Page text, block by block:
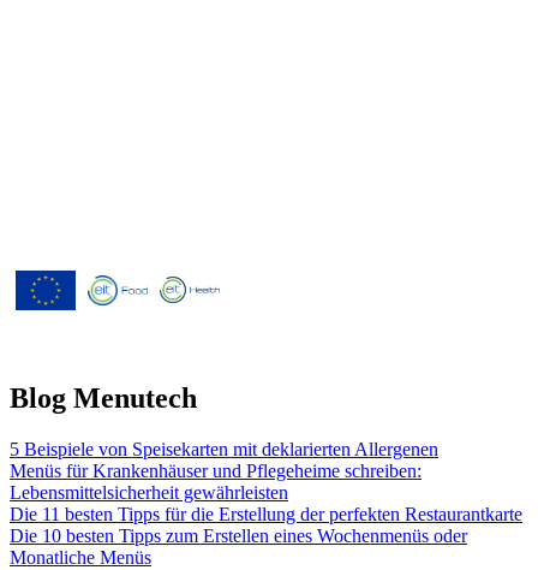
Blog Menutech
5 Beispiele von Speisekarten mit deklarierten Allergenen
Menüs für Krankenhäuser und Pflegeheime schreiben:
Lebensmittelsicherheit gewährleisten
Die 11 besten Tipps für die Erstellung der perfekten Restaurantkarte
Die 10 besten Tipps zum Erstellen eines Wochenmenüs oder
Monatliche Menüs